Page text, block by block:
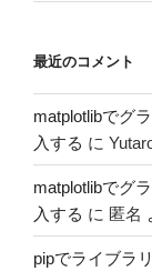
最近のコメント
matplotlibでグ
入する に
matplotlibでグ
入する に 匿名
pipでライブラ